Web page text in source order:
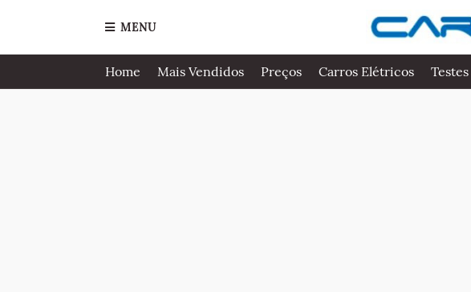
MENU
Home Mais Vendidos Preços Carros Elétricos Testes